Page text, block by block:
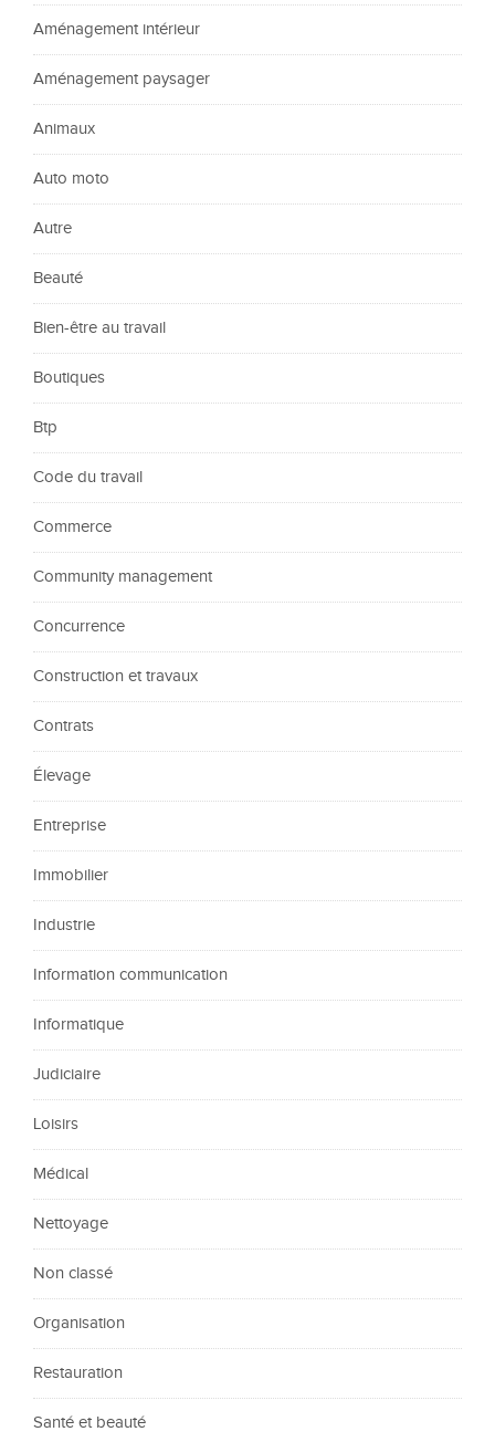
Aménagement intérieur
Aménagement paysager
Animaux
Auto moto
Autre
Beauté
Bien-être au travail
Boutiques
Btp
Code du travail
Commerce
Community management
Concurrence
Construction et travaux
Contrats
Élevage
Entreprise
Immobilier
Industrie
Information communication
Informatique
Judiciaire
Loisirs
Médical
Nettoyage
Non classé
Organisation
Restauration
Santé et beauté